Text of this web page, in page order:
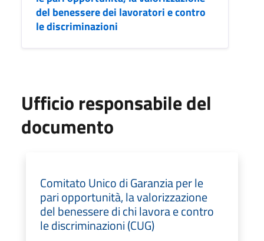
del benessere dei lavoratori e contro
le discriminazioni
Ufficio responsabile del
documento
Comitato Unico di Garanzia per le
pari opportunità, la valorizzazione
del benessere di chi lavora e contro
le discriminazioni (CUG)